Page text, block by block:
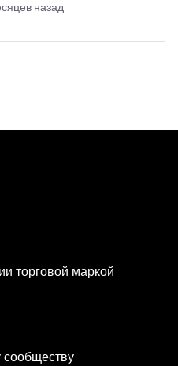
назад
торговой маркой
сообществу